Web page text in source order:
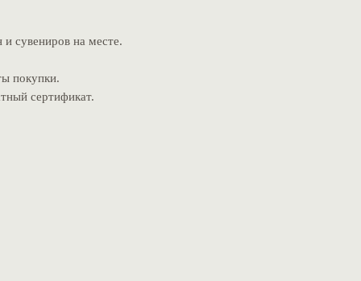
и сувениров на месте.
покупки.
сертификат.